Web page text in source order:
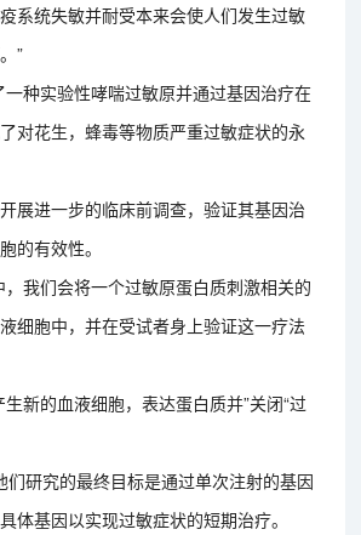
系统失敏并耐受本来会使人们发生过敏
”
一种实验性哮喘过敏原并通过基因治疗在
对花生，蜂毒等物质严重过敏症状的永
展进一步的临床前调查，验证其基因治
的有效性。
，我们会将一个过敏原蛋白质刺激相关的
细胞中，并在受试者身上验证这一疗法
新的血液细胞，表达蛋白质并”关闭“过
们研究的最终目标是通过单次注射的基因
体基因以实现过敏症状的短期治疗。